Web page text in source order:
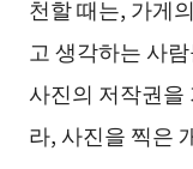
천할 때는, 가게
고 생각하는 사
사진의 저작권을
라, 사진을 찍은